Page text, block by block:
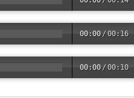
00:00 /00:16
00:00 /00:10